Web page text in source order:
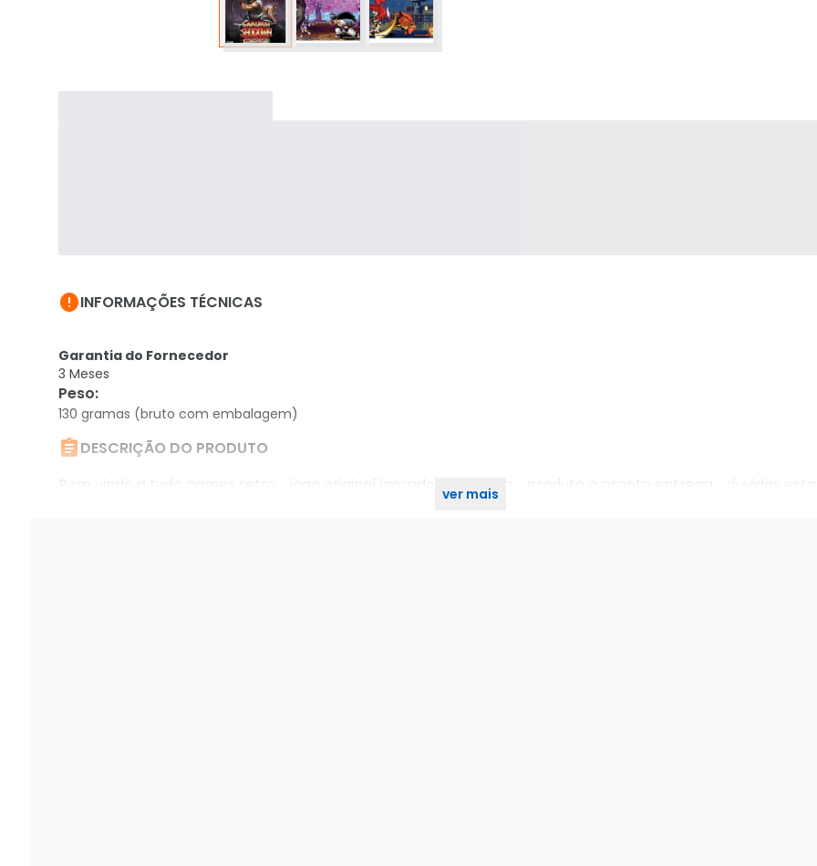
INFORMAÇÕES TÉCNICAS
Garantia do Fornecedor
3 Meses
Peso:
130 gramas (bruto com embalagem)
DESCRIÇÃO DO PRODUTO
Bem vindo a tudo games retro. jogo original lacrado de fábrica. produto a pronta entrega. duvidas
ver mais